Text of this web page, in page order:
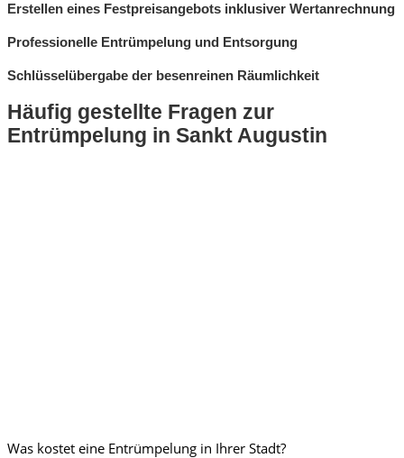
Erstellen eines Festpreisangebots inklusiver Wertanrechnung
Professionelle Entrümpelung und Entsorgung
Schlüsselübergabe der besenreinen Räumlichkeit
Häufig gestellte Fragen zur
Entrümpelung in Sankt Augustin
Was kostet eine Entrümpelung in Ihrer Stadt?